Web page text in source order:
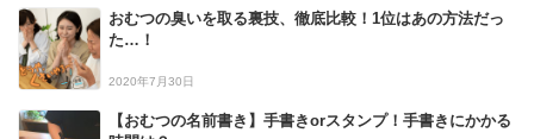
おむつの臭いを取る裏技、徹底比較！1位はあの方法だっ
た…！
2020年7月30日
【おむつの名前書き】手書きorスタンプ！手書きにかかる